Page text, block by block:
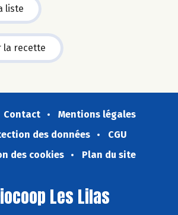
liste
la recette
Contact
Mentions légales
des données
CGU
des cookies
Plan du site
Les Lilas